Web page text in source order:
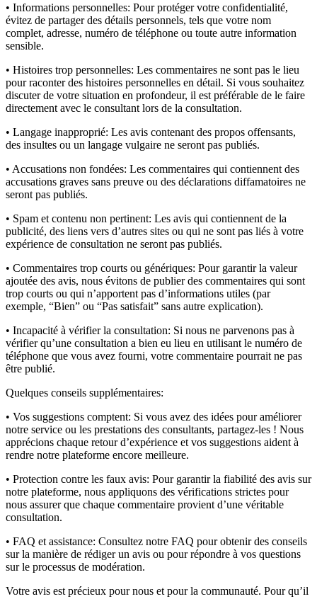
• Informations personnelles: Pour protéger votre confidentialité,
évitez de partager des détails personnels, tels que votre nom
complet, adresse, numéro de téléphone ou toute autre information
sensible.
• Histoires trop personnelles: Les commentaires ne sont pas le lieu
pour raconter des histoires personnelles en détail. Si vous souhaitez
discuter de votre situation en profondeur, il est préférable de le faire
directement avec le consultant lors de la consultation.
• Langage inapproprié: Les avis contenant des propos offensants,
des insultes ou un langage vulgaire ne seront pas publiés.
• Accusations non fondées: Les commentaires qui contiennent des
accusations graves sans preuve ou des déclarations diffamatoires ne
seront pas publiés.
• Spam et contenu non pertinent: Les avis qui contiennent de la
publicité, des liens vers d’autres sites ou qui ne sont pas liés à votre
expérience de consultation ne seront pas publiés.
• Commentaires trop courts ou génériques: Pour garantir la valeur
ajoutée des avis, nous évitons de publier des commentaires qui sont
trop courts ou qui n’apportent pas d’informations utiles (par
exemple, “Bien” ou “Pas satisfait” sans autre explication).
• Incapacité à vérifier la consultation: Si nous ne parvenons pas à
vérifier qu’une consultation a bien eu lieu en utilisant le numéro de
téléphone que vous avez fourni, votre commentaire pourrait ne pas
être publié.
Quelques conseils supplémentaires:
• Vos suggestions comptent: Si vous avez des idées pour améliorer
notre service ou les prestations des consultants, partagez-les ! Nous
apprécions chaque retour d’expérience et vos suggestions aident à
rendre notre plateforme encore meilleure.
• Protection contre les faux avis: Pour garantir la fiabilité des avis sur
notre plateforme, nous appliquons des vérifications strictes pour
nous assurer que chaque commentaire provient d’une véritable
consultation.
• FAQ et assistance: Consultez notre FAQ pour obtenir des conseils
sur la manière de rédiger un avis ou pour répondre à vos questions
sur le processus de modération.
Votre avis est précieux pour nous et pour la communauté. Pour qu’il